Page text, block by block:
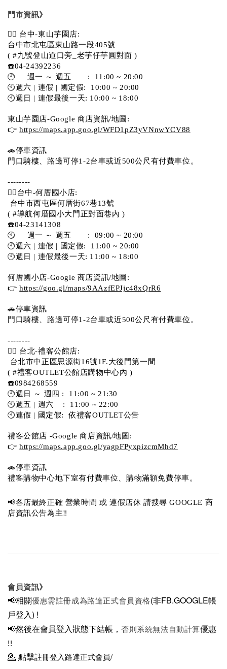
門市資訊》
💁‍♀️ 台中-東山芋園店:
台中市北屯區東山路一段405號
( #九號登山道口旁_老芋仔芋圓對面 )
☎️04-24392236
🕙     週一 ～ 週五       :  11:00 ~ 20:00
🕙週六 | 連假 | 國定假:  10:00 ~ 20:00
🕙週日 | 連假最後一天: 10:00 ~ 18:00
東山芋園店-Google 商店資訊/地圖:
👉 https://maps.app.goo.gl/WFD1pZ3yVNnwYCV88
🚗停車資訊
門口騎樓、路邊可停1-2台車或近500公尺有付費車位。
--------
💁‍♀️台中-何厝國小店:
台中市西屯區何厝街67巷13號
( #導航何厝國小大門正對面巷內 )
☎️04-23141308
🕙     週一 ～ 週五       :  09:00 ~ 20:00
🕙週六 | 連假 | 國定假:  11:00 ~ 20:00
🕙週日 | 連假最後一天: 11:00 ~ 18:00
何厝國小店-Google 商店資訊/地圖:
👉 https://goo.gl/maps/9AAzfEPJjc48xQrR6
🚗停車資訊
門口騎樓、路邊可停1-2台車或近500公尺有付費車位。
--------
💁‍♀️ 台北-禮客公館店:
台北市中正區思源街16號1F.大後門第一間
( #禮客OUTLET公館店購物中心內 )
☎️0984268559
🕙週日 ～ 週四 :  11:00 ~ 21:30
🕙週五 | 週六    :  11:00 ~ 22:00
🕙連假 | 國定假:  依禮客OUTLET公告
禮客公館店 -Google 商店資訊/地圖:
👉 https://maps.app.goo.gl/yagpFPyxpizcmMhd7
🚗停車資訊
禮客購物中心地下室有付費車位、購物滿額免費停車。
📢各店最終正確 營業時間 或 連假店休 請搜尋 GOOGLE 商
店資訊公告為主‼️
會員資訊》
📢相關優惠需註冊成為路達正式會員資格(非FB.GOOGLE帳
戶登入) !
📢然後在會員登入狀態下結帳， 否則系統無法自動計算優惠
!!
💁 點擊註冊登入路達正式會員/